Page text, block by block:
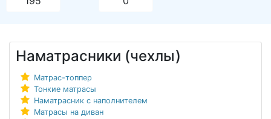
Наматрасники (чехлы)
Матрас-топпер
Тонкие матрасы
Наматрасник с наполнителем
Матрасы на диван